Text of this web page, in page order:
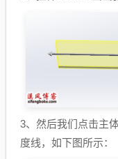
3、然后我们点击主
度线，如下图所示：